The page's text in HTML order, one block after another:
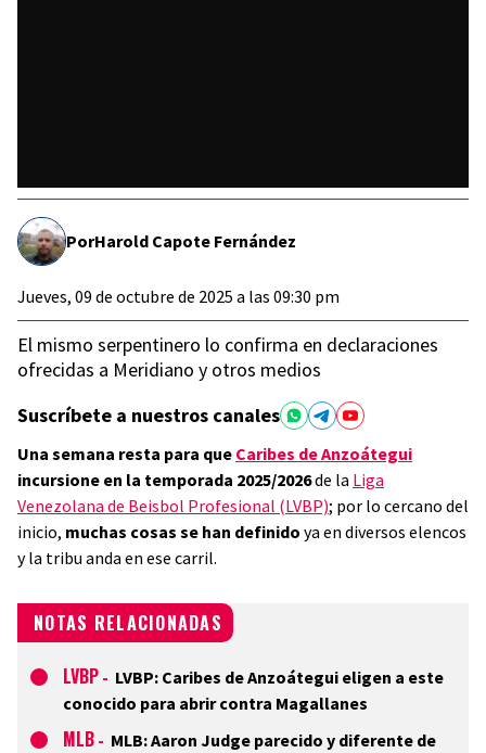
PorHarold Capote Fernández
Jueves, 09 de octubre de 2025 a las 09:30 pm
El mismo serpentinero lo confirma en declaraciones
ofrecidas a Meridiano y otros medios
Suscríbete a nuestros canales
Una semana resta para que Caribes de Anzoátegui
incursione en la temporada 2025/2026de la Liga
Venezolana de Beisbol Profesional (LVBP); por lo cercano del
inicio, muchas cosas se han definido ya en diversos elencos
y la tribu anda en ese carril.
NOTAS RELACIONADAS
LVBP - LVBP: Caribes de Anzoátegui eligen a este
conocido para abrir contra Magallanes
MLB - MLB: Aaron Judge parecido y diferente de